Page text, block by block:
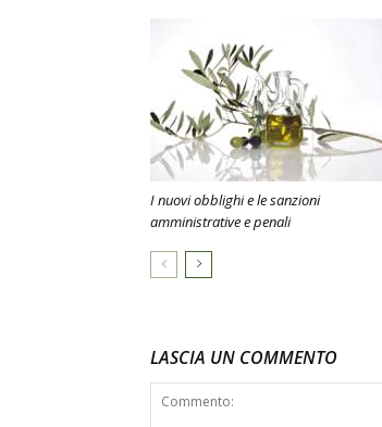
I nuovi obblighi e le sanzioni
amministrative e penali
LASCIA UN COMMENTO